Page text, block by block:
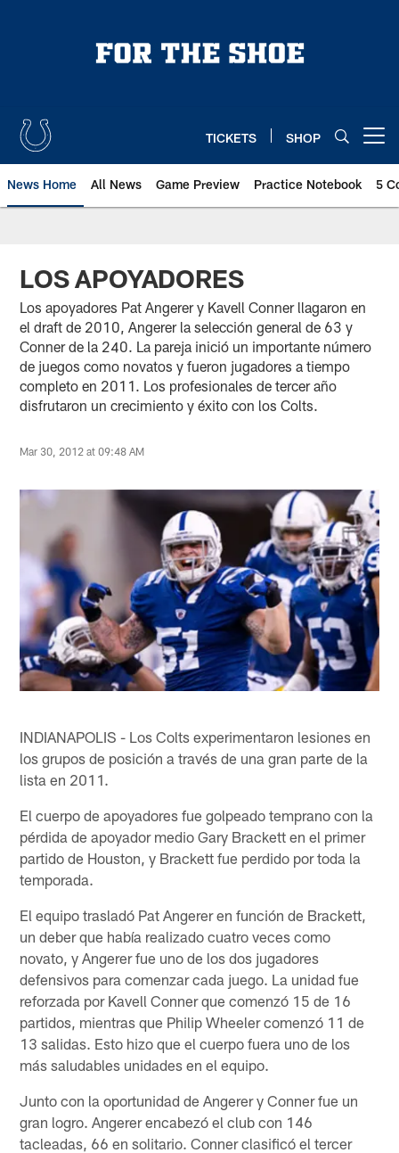
TICKETS SHOP
News Home All News Game Preview Practice Notebook 5
LOS APOYADORES
Los apoyadores Pat Angerer y Kavell Conner llagaron en
el draft de 2010, Angerer la selección general de 63 y
Conner de la 240. La pareja inició un importante número
de juegos como novatos y fueron jugadores a tiempo
completo en 2011. Los profesionales de tercer año
disfrutaron un crecimiento y éxito con los Colts.
Mar 30, 2012 at 09:48 AM
INDIANAPOLIS - Los Colts experimentaron lesiones en
los grupos de posición a través de una gran parte de la
lista en 2011.
El cuerpo de apoyadores fue golpeado temprano con la
pérdida de apoyador medio Gary Brackett en el primer
partido de Houston, y Brackett fue perdido por toda la
temporada.
El equipo trasladó Pat Angerer en función de Brackett,
un deber que había realizado cuatro veces como
novato, y Angerer fue uno de los dos jugadores
defensivos para comenzar cada juego. La unidad fue
reforzada por Kavell Conner que comenzó 15 de 16
partidos, mientras que Philip Wheeler comenzó 11 de
13 salidas. Esto hizo que el cuerpo fuera uno de los
más saludables unidades en el equipo.
Junto con la oportunidad de Angerer y Conner fue un
gran logro. Angerer encabezó el club con 146
tacleadas, 66 en solitario. Conner clasificó el tercer